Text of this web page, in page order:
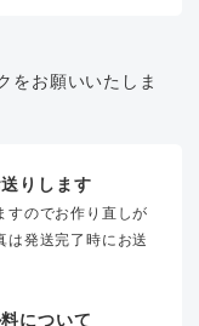
をお願いいたしま
りします
すのでお作り直しが
は発送完了時にお送
について